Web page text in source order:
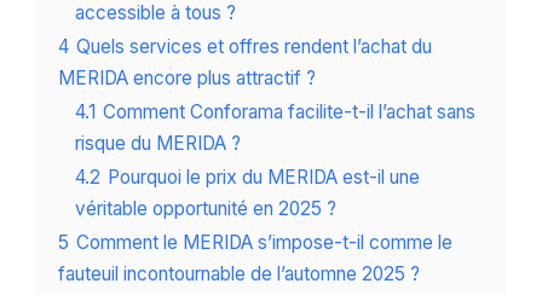
accessible à tous ?
4 Quels services et offres rendent l’achat du
MERIDA encore plus attractif ?
4.1 Comment Conforama facilite-t-il l’achat sans
risque du MERIDA ?
4.2 Pourquoi le prix du MERIDA est-il une
véritable opportunité en 2025 ?
5 Comment le MERIDA s’impose-t-il comme le
fauteuil incontournable de l’automne 2025 ?